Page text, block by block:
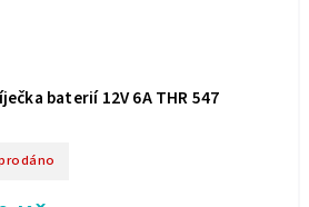
baterií 12V 6A THR 547